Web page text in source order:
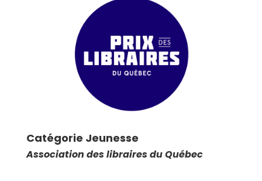
Catégorie Jeunesse
Association des libraires du Québec